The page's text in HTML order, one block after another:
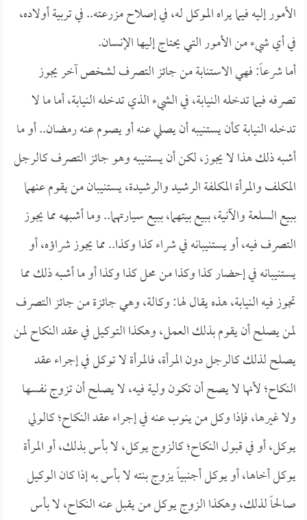
الأمور إليه فيما يراه الموكل له، في إصلاح مزرعته.. في تربية أولاده،
في أي شيء من الأمور التي يحتاج إليها الإنسان.
أما شرعاً: فهي الاستنابة من جائز التصرف لشخص آخر يجوز
تصرفه فيما تدخله النيابة، في الشيء الذي تدخله النيابة، أما ما لا
تدخله النيابة كأن يستنيبه أن يصلي عنه أو يصوم عنه رمضان.. أو ما
أشبه ذلك هذا لا يجوز، لكن أن يستنيبه وهو جائز التصرف كالرجل
المكلف والمرأة المكلفة الرشيد والرشيدة، يستنيبان من يقوم عنهما
ببيع السلعة والآنية، ببيع بيتهما، ببيع سيارتهما.. وما أشبهه مما يجوز
التصرف فيه، أو يستنيبانه في شراء كذا وكذا.. مما يجوز شراؤه، أو
يستنيبانه في إحضار كذا وكذا من محل كذا وكذا أو ما أشبه ذلك مما
تجوز فيه النيابة، هذه يقال لها: وكالة، وهي جائزة من جائز التصرف
لمن يصلح أن يقوم بذلك العمل، وهكذا التوكيل في عقد النكاح لمن
يصلح لذلك كالرجل دون المرأة، فالمرأة لا توكل في إجراء عقد
النكاح؛ لأنها لا يصح أن تكون ولية فيه، لا يصلح أن تزوج نفسها
ولا غيرها، فإذا وكل من ينوب عنه في إجراء عقد النكاح؛ كالولي
يوكل، أو في قبول النكاح؛ كالزوج يوكل، لا بأس بذلك، أو المرأة
يوكل أخاها، أو يوكل أجنبياً يزوج بنته لا بأس به إذا كان الوكيل
صالحاً لذلك، وهكذا الزوج يوكل من يقبل عنه النكاح، لا بأس